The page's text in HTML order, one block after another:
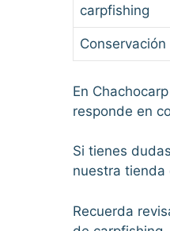
carpfishing
Conservación
En
responde en
Si tienes
nuestra tienda
Recuerda